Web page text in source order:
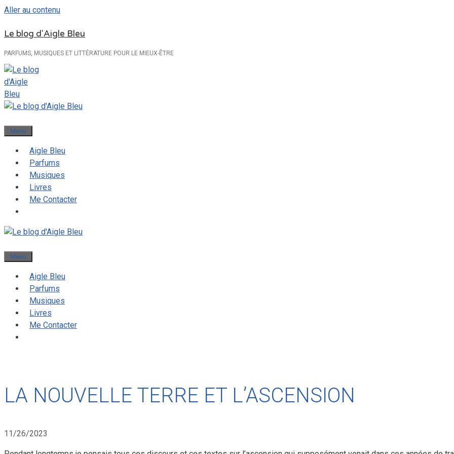
Aller au contenu
Le blog d'Aigle Bleu
PARFUMS, MUSIQUES ET LITTÉRATURE POUR LE MIEUX-ÊTRE
Menu
Aigle Bleu
Parfums
Musiques
Livres
Me Contacter
Menu
Aigle Bleu
Parfums
Musiques
Livres
Me Contacter
LA NOUVELLE TERRE ET L’ASCENSION
11/26/2023